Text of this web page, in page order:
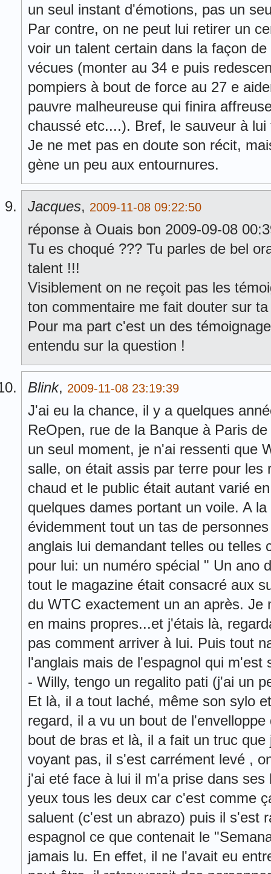
un seul instant d'émotions, pas un
Par contre, on ne peut lui retirer un
voir un talent certain dans la façon
vécues (monter au 34 e puis
pompiers à bout de force au 27 e
pauvre malheureuse qui finira
chaussé etc....). Bref, le sauveur à
Je ne met pas en doute son récit,
gène un peu aux entournures.
Jacques, 2009-11-08 09:22:50
réponse à Ouais bon 2009-09-08
Tu es choqué ??? Tu parles de bel
talent !!!
Visiblement on ne reçoit pas les
ton commentaire me fait douter sur
Pour ma part c'est un des
entendu sur la question !
Blink, 2009-11-08 23:19:39
J'ai eu la chance, il y a quelques
ReOpen, rue de la Banque à Paris
un seul moment, je n'ai ressenti que
salle, on était assis par terre pour les
chaud et le public était autant varié
quelques dames portant un voile. A
évidemment tout un tas de
anglais lui demandant telles ou telles
pour lui: un numéro spécial " Un ano
tout le magazine était consacré aux
du WTC exactement un an après. Je
en mains propres...et j'étais là,
pas comment arriver à lui. Puis tout
l'anglais mais de l'espagnol qui m'est
- Willy, tengo un regalito pati (j'ai un
Et là, il a tout laché, même son sylo
regard, il a vu un bout de
bout de bras et là, il a fait un truc
voyant pas, il s'est carrément levé ,
j'ai eté face à lui il m'a prise dans
yeux tous les deux car c'est comme
saluent (c'est un abrazo) puis il s'est
espagnol ce que contenait le
jamais lu. En effet, il ne l'avait eu